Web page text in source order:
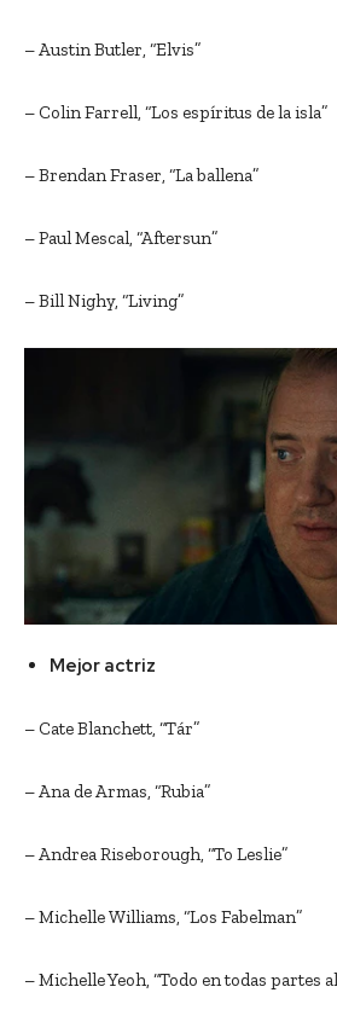
– Austin Butler, “Elvis”
– Colin Farrell, “Los espíritus de la isla”
– Brendan Fraser, “La ballena”
– Paul Mescal, “Aftersun”
– Bill Nighy, “Living”
Mejor actriz
– Cate Blanchett, “Tár”
– Ana de Armas, “Rubia”
– Andrea Riseborough, “To Leslie”
– Michelle Williams, “Los Fabelman”
– Michelle Yeoh, “Todo en todas partes